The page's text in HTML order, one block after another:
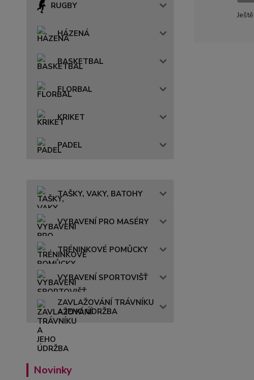
RUGBY
HÁZENÁ
BASKETBAL
FLORBAL
KRIKET
PADEL
TAŠKY, VAKY, BATOHY
VYBAVENÍ PRO MASÉRY
TRÉNINKOVÉ POMŮCKY
VYBAVENÍ SPORTOVIŠŤ
ZAVLAŽOVÁNÍ TRÁVNÍKU
A JEHO ÚDRŽBA
Novinky